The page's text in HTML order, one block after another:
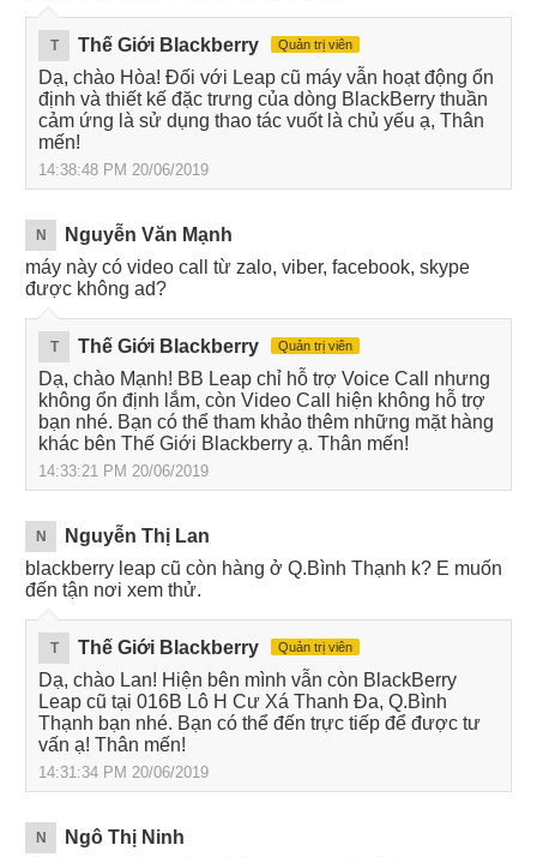
T Thế Giới Blackberry Quản trị viên
Dạ, chào Hòa! Đối với Leap cũ máy vẫn hoạt động ổn
định và thiết kế đặc trưng của dòng BlackBerry thuần
cảm ứng là sử dụng thao tác vuốt là chủ yếu ạ, Thân
mến!
14:38:48 PM 20/06/2019
N
Nguyễn Văn Mạnh
máy này có video call từ zalo, viber, facebook, skype
được không ad?
T Thế Giới Blackberry Quản trị viên
Dạ, chào Mạnh! BB Leap chỉ hỗ trợ Voice Call nhưng
không ổn định lắm, còn Video Call hiện không hỗ trợ
bạn nhé. Bạn có thể tham khảo thêm những mặt hàng
khác bên Thế Giới Blackberry ạ. Thân mến!
14:33:21 PM 20/06/2019
N
Nguyễn Thị Lan
blackberry leap cũ còn hàng ở Q.Bình Thạnh k? E muốn
đến tận nơi xem thử.
T Thế Giới Blackberry Quản trị viên
Dạ, chào Lan! Hiện bên mình vẫn còn BlackBerry
Leap cũ tại 016B Lô H Cư Xá Thanh Đa, Q.Bình
Thạnh bạn nhé. Bạn có thể đến trực tiếp để được tư
vấn ạ! Thân mến!
14:31:34 PM 20/06/2019
N
Ngô Thị Ninh